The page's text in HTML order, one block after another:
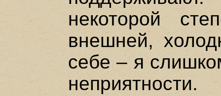
некоторой
внешней,
себе – я